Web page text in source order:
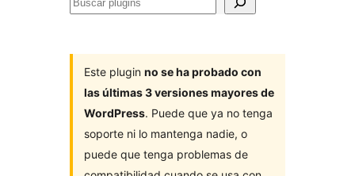
Este plugin no se ha probado con
las últimas 3 versiones mayores de
WordPress. Puede que ya no tenga
soporte ni lo mantenga nadie, o
puede que tenga problemas de